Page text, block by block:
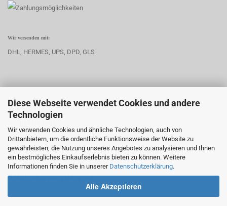
Diese Webseite verwendet Cookies und andere
Technologien
Wir verwenden Cookies und ähnliche Technologien, auch von
Drittanbietern, um die ordentliche Funktionsweise der Website zu
gewährleisten, die Nutzung unseres Angebotes zu analysieren und Ihnen
ein bestmögliches Einkaufserlebnis bieten zu können. Weitere
Informationen finden Sie in unserer Datenschutzerklärung.
Alle Akzeptieren
Wir versenden mit:
DHL, HERMES, UPS, DPD, GLS
KONTAKT
Sascha Meerpohl
Edewechter Straße 26
26689 Apen
Deutschland
Telefon: (+49) 0 17 11 93 69 24
E-Mail: info@meerpohl-apen.de